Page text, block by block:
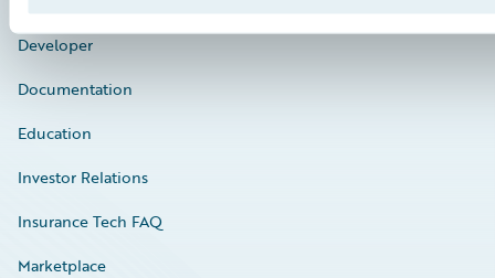
Developer
Documentation
Education
Investor Relations
Insurance Tech FAQ
Marketplace